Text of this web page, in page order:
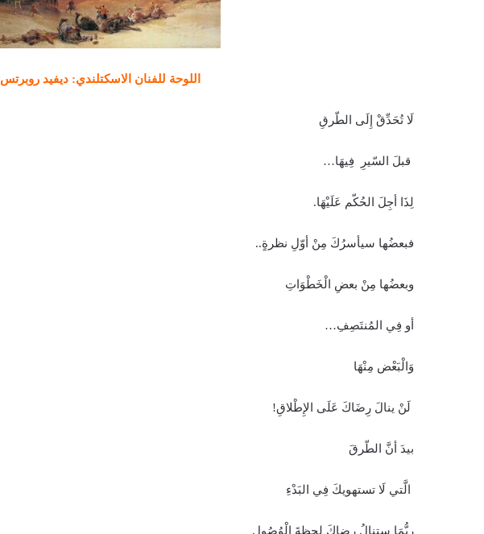
اللوحة للفنان الاسكتلندي: ديفيد روبرتس
لَا تُحَدِّقْ إِلَى الطّرقِ
قبلَ السّيرِ فِيهَا…
لِذَا أجِلَ الحُكّم عَلَيْهَا.
فبعضُها سيأسرُكَ مِنْ أوّلِ نظرةٍ..
وبعضُها مِنْ بعضِ الْخَطْوَاتِ
أو فِي المُنتَصِفِ…
وَالْبَعْض مِنْهَا
لَنْ ينالَ رِضَاكَ عَلَى الإِطْلاقِ!
بيدَ أنَّ الطّرقَ
الَّتي لَا تستهويكَ فِي البَدْءِ
ربُّمَا ستنالُ رضاكَ لحظةَ الْوُصُولِ